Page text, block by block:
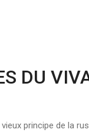
DU
principe de la